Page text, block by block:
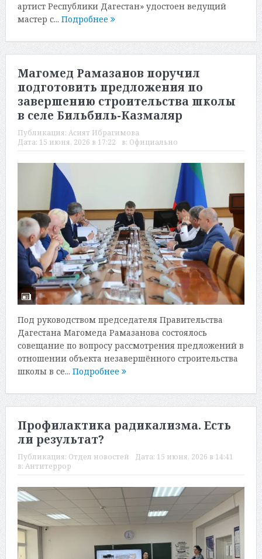
артист Республики Дагестан» удостоен ведущий
мастер с... Подробнее
Магомед Рамазанов поручил
подготовить предложения по
завершению строительства школы
в селе Бильбиль-Казмаляр
Публикация: Асият Ибрагимова
Дата: 15 июня, 2026 в 17:22 в: Официально
Под руководством председателя Правительства
Дагестана Магомеда Рамазанова состоялось
совещание по вопросу рассмотрения предложений в
отношении объекта незавершённого строительства
школы в се... Подробнее
Профилактика радикализма. Есть
ли результат?
Публикация: Отдел новостей Дата: 15 июня, 2026 в 14:41
в: Антитеррор